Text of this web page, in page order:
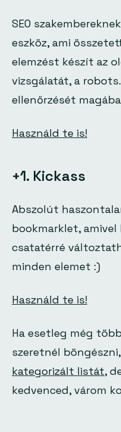
SEO
eszköz, ami
elemzést készít az
vizsgálatát, a
ellenőrzését
Használd te is!
+1. Kickass
Abszolút
bookmarklet,
csatatérré
minden elemet :)
Használd te is!
Ha esetleg még
szeretnél
kategorizált listát,
kedvenced, várom